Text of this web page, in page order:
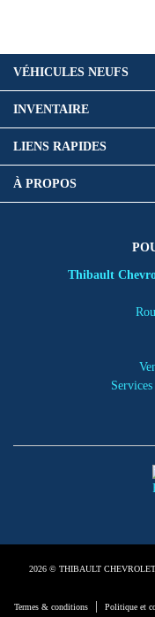
Thibault
VÉHICULES NEUFS
INVENTAIRE
LIENS RAPIDES
À PROPOS
2026 © THIBAULT
Termes & conditions Politique et